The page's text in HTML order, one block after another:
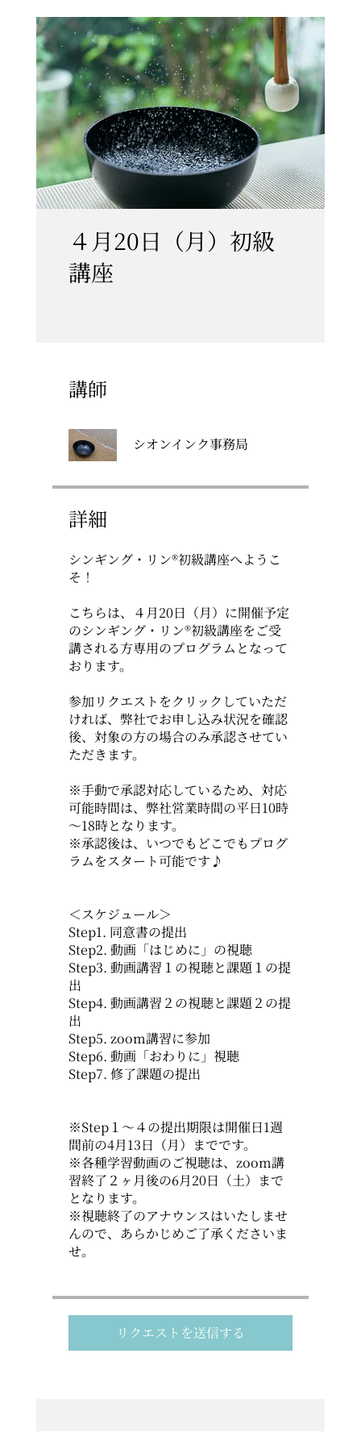
４月20日（月）初級
講座
講師
シオンインク事務局
詳細
シンギング・リン®初級講座へようこ
そ！
こちらは、４月20日（月）に開催予定
のシンギング・リン®初級講座をご受
講される方専用のプログラムとなって
おります。
参加リクエストをクリックしていただ
ければ、弊社でお申し込み状況を確認
後、対象の方の場合のみ承認させてい
ただきます。
※手動で承認対応しているため、対応
可能時間は、弊社営業時間の平日10時
～18時となります。
※承認後は、いつでもどこでもプログ
ラムをスタート可能です♪
＜スケジュール＞
Step1. 同意書の提出
Step2. 動画「はじめに」の視聴
Step3. 動画講習１の視聴と課題１の提
出
Step4. 動画講習２の視聴と課題２の提
出
Step5. zoom講習に参加
Step6. 動画「おわりに」視聴
Step7. 修了課題の提出
※Step１～４の提出期限は開催日1週
間前の4月13日（月）までです。
※各種学習動画のご視聴は、zoom講
習終了２ヶ月後の6月20日（土）まで
となります。
※視聴終了のアナウンスはいたしませ
んので、あらかじめご了承くださいま
せ。
リクエストを送信する